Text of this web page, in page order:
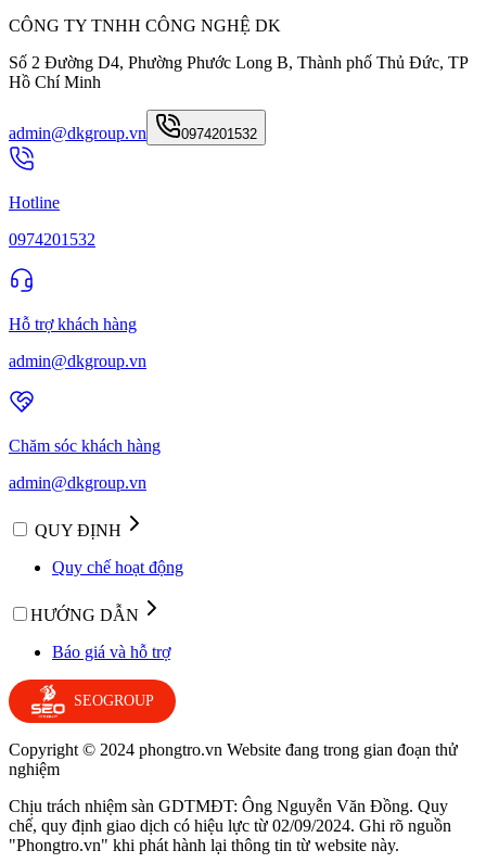
CÔNG TY TNHH CÔNG NGHỆ DK
Số 2 Đường D4, Phường Phước Long B, Thành phố Thủ Đức, TP
Hồ Chí Minh
admin@dkgroup.vn 0974201532
Hotline
0974201532
Hỗ trợ khách hàng
admin@dkgroup.vn
Chăm sóc khách hàng
admin@dkgroup.vn
QUY ĐỊNH
Quy chế hoạt động
HƯỚNG DẪN
Báo giá và hỗ trợ
SEOGROUP
Copyright © 2024 phongtro.vn Website đang trong gian đoạn thử
nghiệm
Chịu trách nhiệm sàn GDTMĐT: Ông Nguyễn Văn Đồng. Quy
chế, quy định giao dịch có hiệu lực từ 02/09/2024. Ghi rõ nguồn
"Phongtro.vn" khi phát hành lại thông tin từ website này.